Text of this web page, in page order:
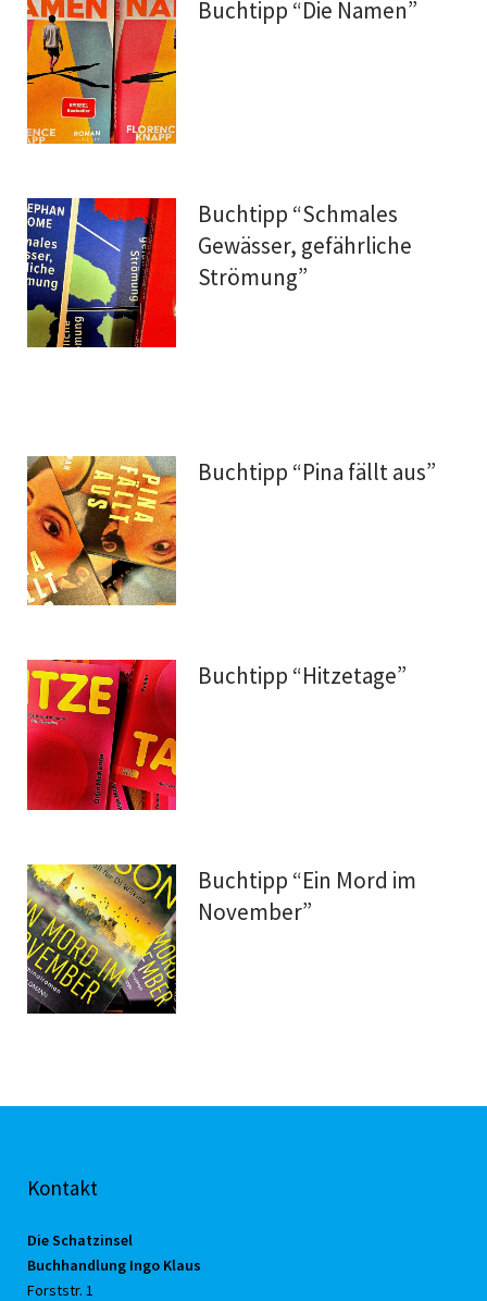
Buchtipp “Die Namen”
Buchtipp “Schmales
Gewässer, gefährliche
Strömung”
Buchtipp “Pina fällt aus”
Buchtipp “Hitzetage”
Buchtipp “Ein Mord im
November”
Kontakt
Die Schatzinsel
Buchhandlung Ingo Klaus
Forststr. 1